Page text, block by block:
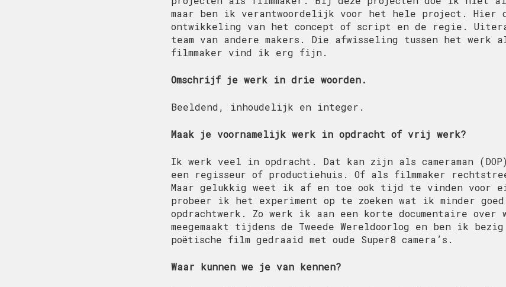
maar ben ik verantwoordelijk voor het hele project. Hier
ontwikkeling van het concept of script en de regie.
team van andere makers. Die afwisseling tussen het werk
filmmaker vind ik erg fijn.
Omschrijf je werk in drie woorden.
Beeldend, inhoudelijk en integer.
Maak je voornamelijk werk in opdracht of vrij werk?
Ik werk veel in opdracht. Dat kan zijn als cameraman
een regisseur of productiehuis. Of als filmmaker
Maar gelukkig weet ik af en toe ook tijd te vinden voor
probeer ik het experiment op te zoeken wat ik minder
opdrachtwerk. Zo werk ik aan een korte documentaire over
meegemaakt tijdens de Tweede Wereldoorlog en ben ik bezig
poëtische film gedraaid met oude Super8 camera’s.
Waar kunnen we je van kennen?